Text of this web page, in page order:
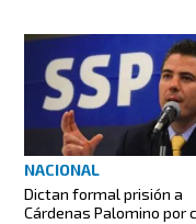
NACIONAL
Dictan formal prisión a
Cárdenas Palomino por